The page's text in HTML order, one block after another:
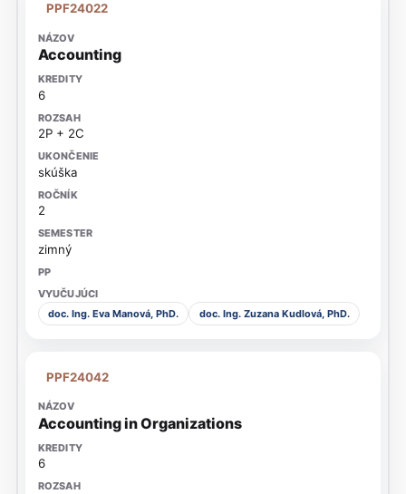
PPF24022
Accounting
6
2P + 2C
skúška
2
zimný
doc. Ing. Eva Manová, PhD. doc. Ing. Zuzana Kudlová, PhD.
PPF24042
Accounting in Organizations
6